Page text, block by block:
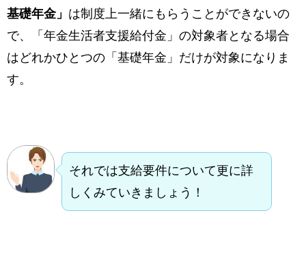
基礎年金」 は制度上一緒にもらうことができないの
で、「年金生活者支援給付金」の対象者となる場合
はどれかひとつの「基礎年金」だけが対象になりま
す。
それでは支給要件について更に詳
しくみていきましょう！